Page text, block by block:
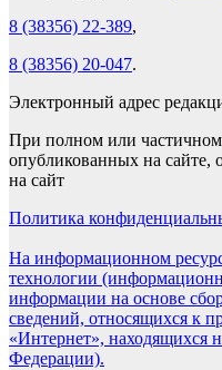
8 (38356) 22-389,
8 (38356) 20-047.
Электронный адрес
При полном или частичном
опубликованных на сайте,
на сайт
Политика
На информационном
технологии
информации на основе
сведений, относящихся к
«Интернет», находящихся
Федерации).